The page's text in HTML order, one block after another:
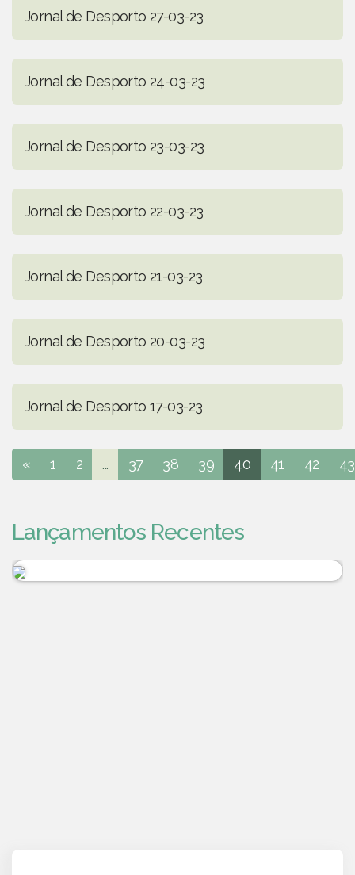
Jornal de Desporto 27-03-23
Jornal de Desporto 24-03-23
Jornal de Desporto 23-03-23
Jornal de Desporto 22-03-23
Jornal de Desporto 21-03-23
Jornal de Desporto 20-03-23
Jornal de Desporto 17-03-23
« 1 2 ... 37 38 39 40 41 42 43
Lançamentos Recentes